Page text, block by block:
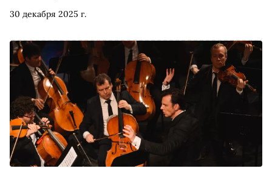
30 декабря 2025 г.
присутствию рядом. Собрали подборку мероприятий,